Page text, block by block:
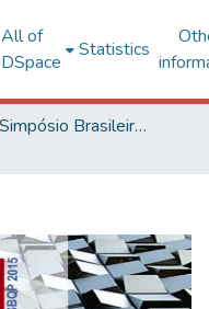
All of
DSpace
Statistics
SBQP - Simpósio Brasileiro de Qualidade do Projeto no Ambiente Construído